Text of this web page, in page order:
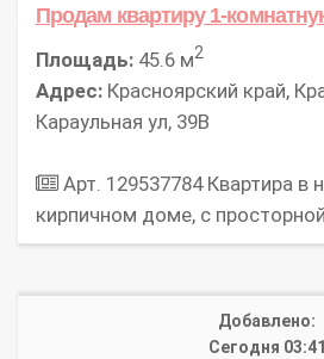
Продам квартиру 1-
Площадь: 45.6 м2
Адрес: Красноярский край,
Караульная ул, 39В
Арт. 129537784 Квартира в
кирпичном доме, с
Добавлено:
Сегодня 03:41